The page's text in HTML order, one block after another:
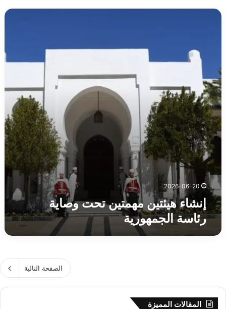
إنشاء
رئاسة
الجمهورية
2026-06-20
إنشاء هيئتين مهمتين تحت وصاية
رئاسة الجمهورية
الصفحة التالية
المقالات المميزة